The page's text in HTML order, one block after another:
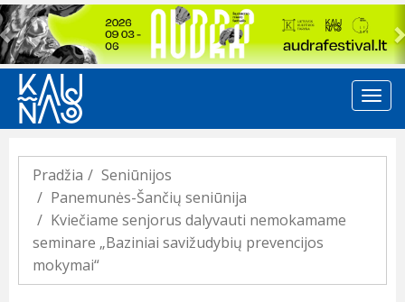
Previous
Pradžia
Seniūnijos
Panemunės-Šančių seniūnija
Kviečiame senjorus dalyvauti nemokamame
seminare „Baziniai savižudybių prevencijos
mokymai“